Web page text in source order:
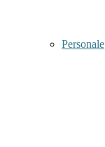
Personale